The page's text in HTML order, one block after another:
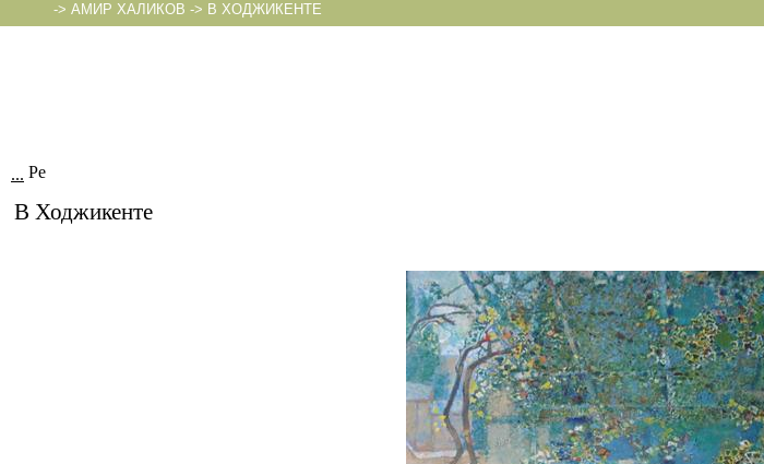
-> АМИР ХАЛИКОВ -> В ХОДЖИКЕНТЕ
...
В Ходжикенте